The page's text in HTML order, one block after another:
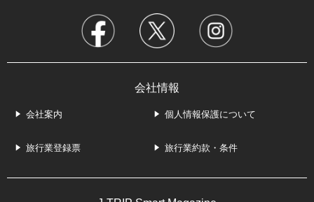
会社情報
会社案内 個人情報保護について
旅行業登録票 旅行業約款・条件